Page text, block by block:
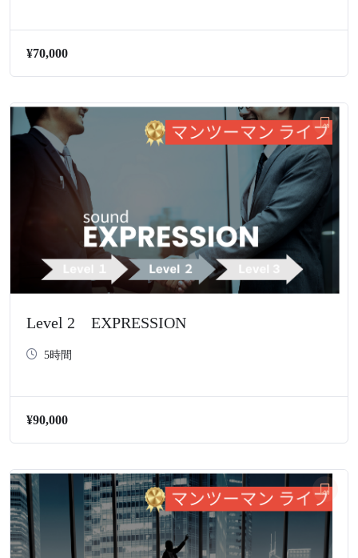
¥70,000
Level 2 EXPRESSION
5時間
¥90,000